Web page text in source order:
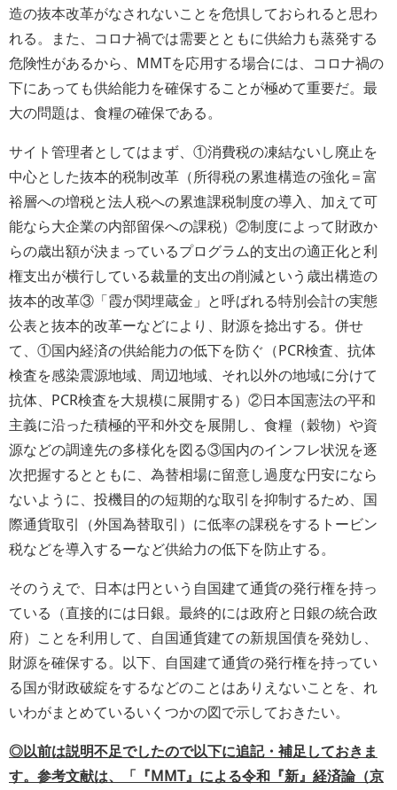
造の抜本改革がなされないことを危惧しておられると思わ
れる。また、コロナ禍では需要とともに供給力も蒸発する
危険性があるから、MMTを応用する場合には、コロナ禍の
下にあっても供給能力を確保することが極めて重要だ。最
大の問題は、食糧の確保である。
サイト管理者としてはまず、①消費税の凍結ないし廃止を
中心とした抜本的税制改革（所得税の累進構造の強化＝富
裕層への増税と法人税への累進課税制度の導入、加えて可
能なら大企業の内部留保への課税）②制度によって財政か
らの歳出額が決まっているプログラム的支出の適正化と利
権支出が横行している裁量的支出の削減という歳出構造の
抜本的改革③「霞が関埋蔵金」と呼ばれる特別会計の実態
公表と抜本的改革ーなどにより、財源を捻出する。併せ
て、①国内経済の供給能力の低下を防ぐ（PCR検査、抗体
検査を感染震源地域、周辺地域、それ以外の地域に分けて
抗体、PCR検査を大規模に展開する）②日本国憲法の平和
主義に沿った積極的平和外交を展開し、食糧（穀物）や資
源などの調達先の多様化を図る③国内のインフレ状況を逐
次把握するとともに、為替相場に留意し過度な円安になら
ないように、投機目的の短期的な取引を抑制するため、国
際通貨取引（外国為替取引）に低率の課税をするトービン
税などを導入するーなど供給力の低下を防止する。
そのうえで、日本は円という自国建て通貨の発行権を持っ
ている（直接的には日銀。最終的には政府と日銀の統合政
府）ことを利用して、自国通貨建ての新規国債を発効し、
財源を確保する。以下、自国建て通貨の発行権を持ってい
る国が財政破綻をするなどのことはありえないことを、れ
いわがまとめているいくつかの図で示しておきたい。
◎以前は説明不足でしたので以下に追記・補足しておきま
す。参考文献は、「『MMT』による令和『新』経済論（京